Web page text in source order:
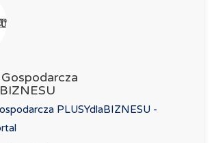
PLUSYdlaBIZNESU -